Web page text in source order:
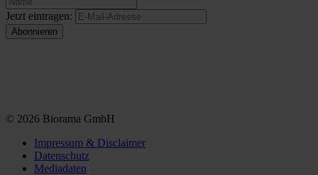
Jetzt eintragen:
© 2026 Biorama GmbH
Impressum & Disclaimer
Datenschutz
Mediadaten